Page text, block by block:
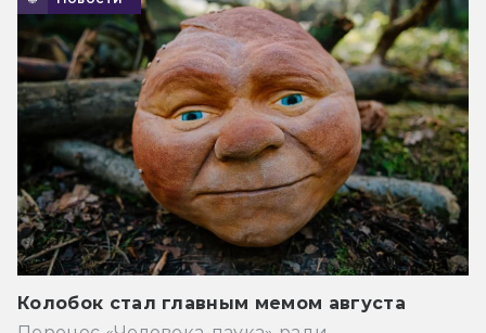
Колобок стал главным мемом августа